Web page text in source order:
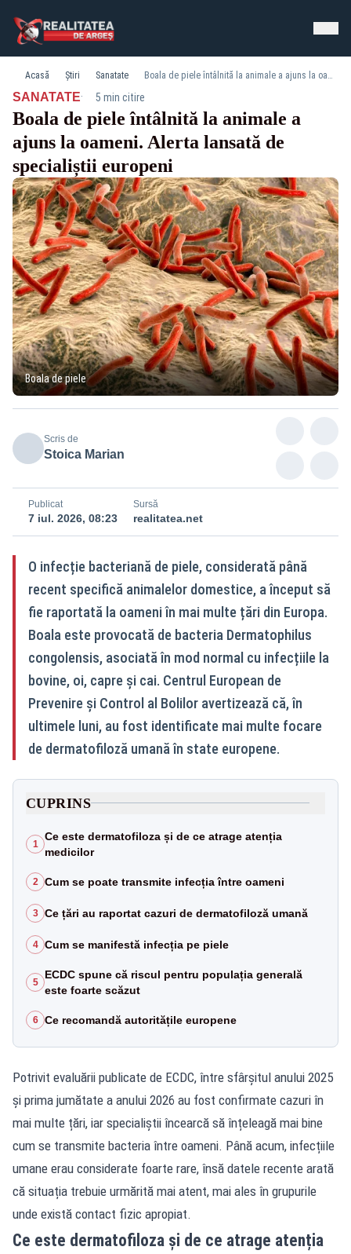
Acasă Știri Sanatate Boala de piele întâlnită la animale a ajuns la oameni. Alerta lansată de specialiștii europeni
SANATATE· 5 min citire
Boala de piele întâlnită la animale a
ajuns la oameni. Alerta lansată de
specialiștii europeni
Boala de piele
Scris de
Stoica Marian
Publicat
7 iul. 2026, 08:23
Sursă
realitatea.net
O infecție bacteriană de piele, considerată până
recent specifică animalelor domestice, a început să
fie raportată la oameni în mai multe țări din Europa.
Boala este provocată de bacteria Dermatophilus
congolensis, asociată în mod normal cu infecțiile la
bovine, oi, capre și cai. Centrul European de
Prevenire și Control al Bolilor avertizează că, în
ultimele luni, au fost identificate mai multe focare
de dermatofiloză umană în state europene.
CUPRINS
1
Ce este dermatofiloza și de ce atrage atenția
medicilor
2 Cum se poate transmite infecția între oameni
3 Ce țări au raportat cazuri de dermatofiloză umană
4 Cum se manifestă infecția pe piele
5
ECDC spune că riscul pentru populația generală
este foarte scăzut
6 Ce recomandă autoritățile europene
Potrivit evaluării publicate de ECDC, între sfârșitul anului 2025
și prima jumătate a anului 2026 au fost confirmate cazuri în
mai multe țări, iar specialiștii încearcă să înțeleagă mai bine
cum se transmite bacteria între oameni. Până acum, infecțiile
umane erau considerate foarte rare, însă datele recente arată
că situația trebuie urmărită mai atent, mai ales în grupurile
unde există contact fizic apropiat.
Ce este dermatofiloza și de ce atrage atenția